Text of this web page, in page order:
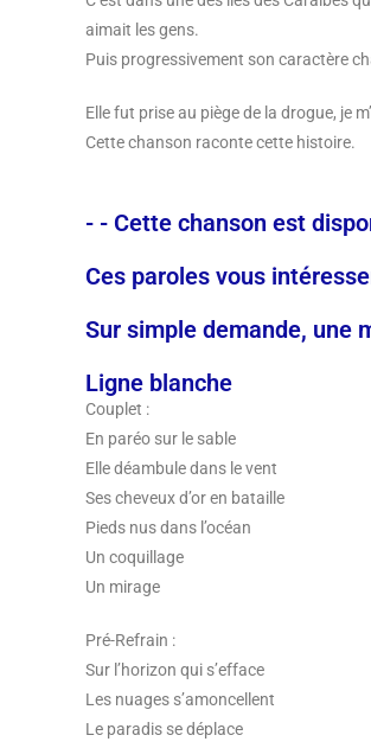
aimait les gens.
Puis progressivement son caractère
Elle fut prise au piège de la drogue, je
Cette chanson raconte cette histoire.
- - Cette chanson est
Ces paroles vous
Sur simple demande, une
Ligne blanche
Couplet :
En paréo sur le sable
Elle déambule dans le vent
Ses cheveux d’or en bataille
Pieds nus dans l’océan
Un coquillage
Un mirage
Pré-Refrain :
Sur l’horizon qui s’efface
Les nuages s’amoncellent
Le paradis se déplace